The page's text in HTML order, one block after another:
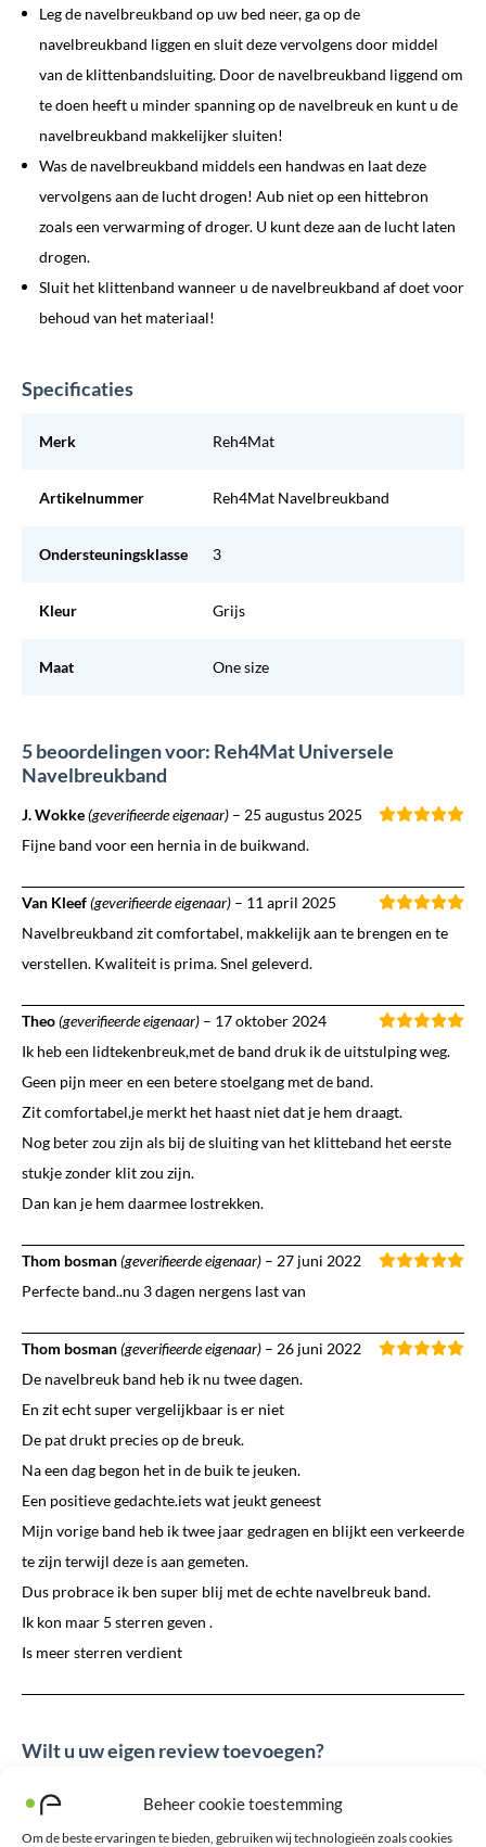
Beheer cookie toestemming
Om de beste ervaringen te bieden, gebruiken wij technologieën zoals cookies
Leg de navelbreukband op uw bed neer, ga op de
navelbreukband liggen en sluit deze vervolgens door middel
van de klittenbandsluiting. Door de navelbreukband liggend om
te doen heeft u minder spanning op de navelbreuk en kunt u de
navelbreukband makkelijker sluiten!
Was de navelbreukband middels een handwas en laat deze
vervolgens aan de lucht drogen! Aub niet op een hittebron
zoals een verwarming of droger. U kunt deze aan de lucht laten
drogen.
Sluit het klittenband wanneer u de navelbreukband af doet voor
behoud van het materiaal!
Specificaties
Merk Reh4Mat
Artikelnummer Reh4Mat Navelbreukband
Ondersteuningsklasse 3
Kleur Grijs
Maat One size
5 beoordelingen voor: Reh4Mat Universele
Navelbreukband
J. Wokke(geverifieerde eigenaar) – 25 augustus 2025
Fijne band voor een hernia in de buikwand.
Van Kleef(geverifieerde eigenaar) – 11 april 2025
Navelbreukband zit comfortabel, makkelijk aan te brengen en te
verstellen. Kwaliteit is prima. Snel geleverd.
Theo(geverifieerde eigenaar) – 17 oktober 2024
Ik heb een lidtekenbreuk,met de band druk ik de uitstulping weg.
Geen pijn meer en een betere stoelgang met de band.
Zit comfortabel,je merkt het haast niet dat je hem draagt.
Nog beter zou zijn als bij de sluiting van het klitteband het eerste
stukje zonder klit zou zijn.
Dan kan je hem daarmee lostrekken.
Thom bosman(geverifieerde eigenaar) – 27 juni 2022
Perfecte band..nu 3 dagen nergens last van
Thom bosman(geverifieerde eigenaar) – 26 juni 2022
De navelbreuk band heb ik nu twee dagen.
En zit echt super vergelijkbaar is er niet
De pat drukt precies op de breuk.
Na een dag begon het in de buik te jeuken.
Een positieve gedachte.iets wat jeukt geneest
Mijn vorige band heb ik twee jaar gedragen en blijkt een verkeerde
te zijn terwijl deze is aan gemeten.
Dus probrace ik ben super blij met de echte navelbreuk band.
Ik kon maar 5 sterren geven .
Is meer sterren verdient
Wilt u uw eigen review toevoegen?
Het e-mailadres wordt niet gepubliceerd. Verplichte velden zijn
gemarkeerd met *